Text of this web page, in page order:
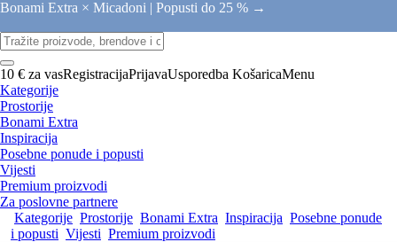
Bonami Extra × Micadoni | Popusti do 25 % →
10 € za vasRegistracijaPrijavaUsporedba KošaricaMenu
Kategorije
Prostorije
Bonami Extra
Inspiracija
Posebne ponude i popusti
Vijesti
Premium proizvodi
Za poslovne partnere
Kategorije Prostorije Bonami Extra Inspiracija Posebne ponude
i popusti Vijesti Premium proizvodi